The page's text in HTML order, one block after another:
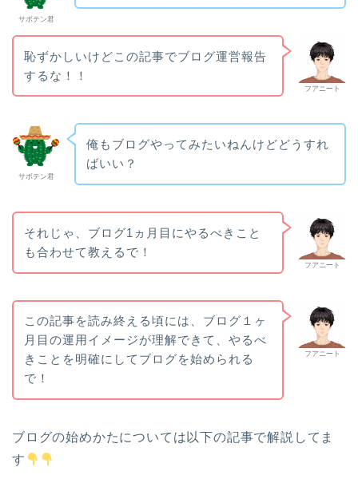
サボテン君
フアニート
恥ずかしいけどこの記事でブログ運営報告
するな！！
サボテン君
俺もブログやってみたいねんけどどうすれ
ばいい？
フアニート
それじゃ、ブログ1ヵ月目にやるべきこと
も合わせて教えるで！
フアニート
この記事を読み終える頃には、ブログ１ヶ
月目の運用イメージが理解できて、やるべ
きことを明確にしてブログを始められる
で！
ブログの始めかたについては以下の記事で解説してま
す